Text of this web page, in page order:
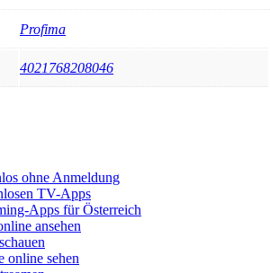
Profima
4021768208046
ohne Anmeldung
TV-Apps
Apps für Österreich
ansehen
online sehen